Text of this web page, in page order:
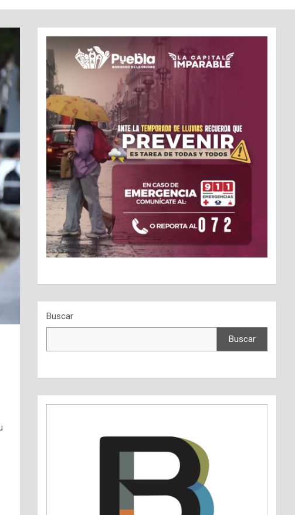
Buscar
Buscar